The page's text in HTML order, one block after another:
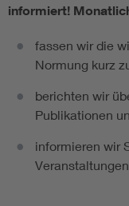
informiert!
fassen wir die
Normung kurz
berichten wir
Publikationen
informieren wir
Veranstaltungen